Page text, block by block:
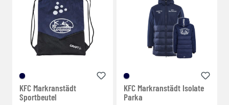
KFC Markranstädt
Sportbeutel
KFC Markranstädt Isolate
Parka